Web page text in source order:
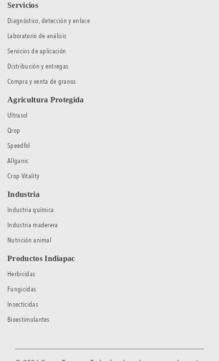
Servicios
Diagnóstico, detección y enlace
Laboratorio de análisis
Servicios de aplicación
Distribución y entregas
Compra y venta de granos
Agricultura Protegida
Ultrasol
Qrop
Speedfol
Allganic
Crop Vitality
Industria
Industria química
Industria maderera
Nutrición animal
Productos Indiapac
Herbicidas
Fungicidas
Insecticidas
Bioestimulantes